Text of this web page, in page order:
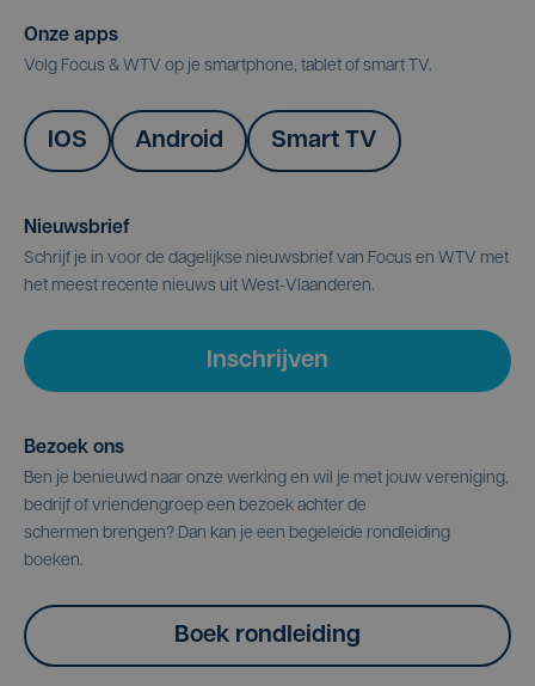
Onze apps
Volg Focus & WTV op je smartphone, tablet of smart TV.
IOS Android Smart TV
Nieuwsbrief
Schrijf je in voor de dagelijkse nieuwsbrief van Focus en WTV met
het meest recente nieuws uit West-Vlaanderen.
Inschrijven
Bezoek ons
Ben je benieuwd naar onze werking en wil je met jouw vereniging,
bedrijf of vriendengroep een bezoek achter de
schermen brengen? Dan kan je een begeleide rondleiding
boeken.
Boek rondleiding